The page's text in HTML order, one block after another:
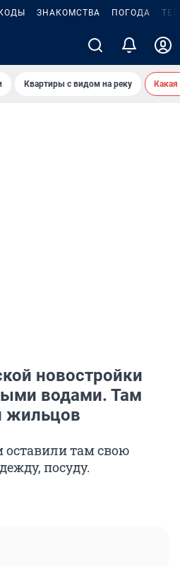
ЗНАКОМСТВА ПОГОДА
Квартиры с видом на реку
новостройки
водами. Там
жильцов
там свою
посуду.